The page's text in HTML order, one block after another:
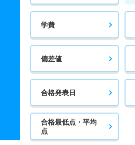
学費
偏差値
合格発表日
合格最低点・平均
点